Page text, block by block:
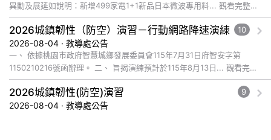
異動及展延如說明：新增499家電1+1新品日本微波專用料... 觀看完整文
章
2026城鎮韌性（防空）演習－行動網路降速演練 10
2026-08-04 · 教導處公告
一、 依據桃園市政府智慧城鄉發展委員會115年7月31日府智安字第
1150210216號函辦理。 二、 旨揭演練預計於115年8月13日... 觀看完整
文章
2026城鎮韌性(防空)演習 9
2026-08-04 · 教導處公告